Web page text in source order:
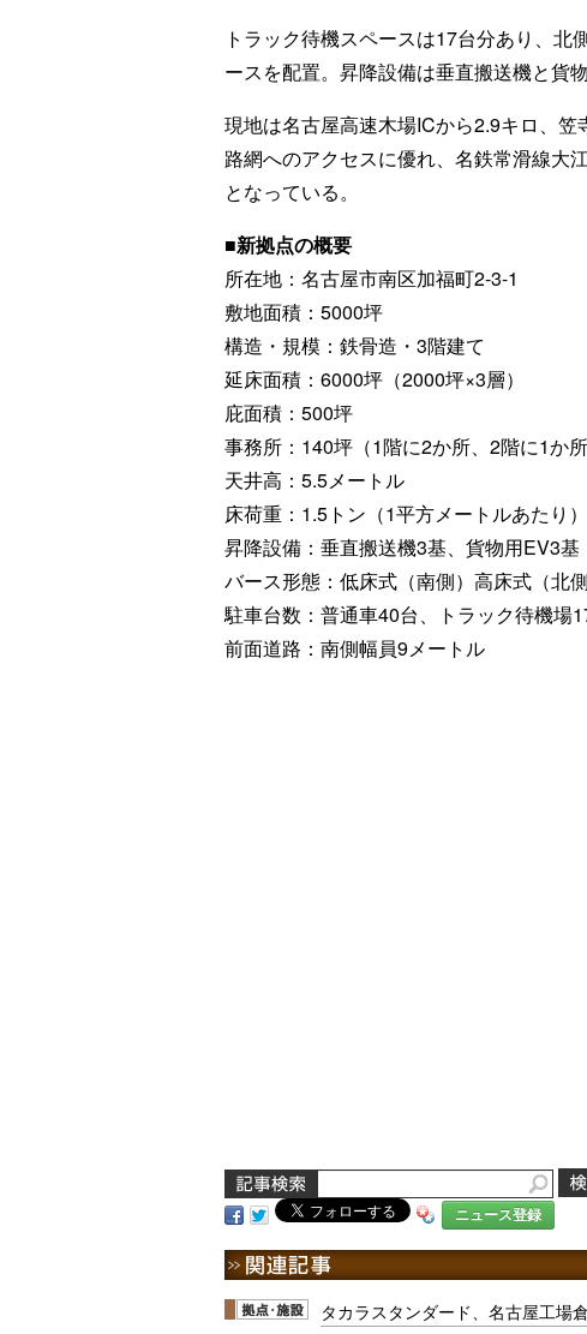
トラック待機スペースは17台分あり、
ースを配置。昇降設備は垂直搬送機と貨
現地は名古屋高速木場ICから2.9キロ、
路網へのアクセスに優れ、名鉄常滑線大
となっている。
■新拠点の概要
所在地：名古屋市南区加福町2-3-1
敷地面積：5000坪
構造・規模：鉄骨造・3階建て
延床面積：6000坪（2000坪×3層）
庇面積：500坪
事務所：140坪（1階に2か所、2階に1か所
天井高：5.5メートル
床荷重：1.5トン（1平方メートルあたり）
昇降設備：垂直搬送機3基、貨物用EV3基
バース形態：低床式（南側）高床式（北側
駐車台数：普通車40台、トラック待機場
前面道路：南側幅員9メートル
ニュース登録
タカラスタンダード、名古屋工場